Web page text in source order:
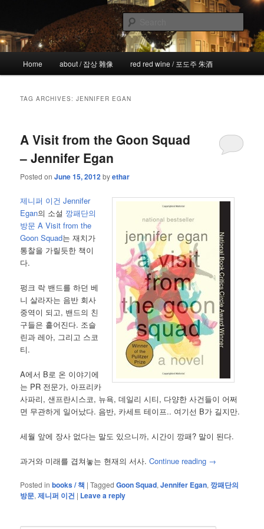
primary
content
secondary
content!wicked
the more I see the less I know
Home about / 잡상 雜像 red red wine / 포도주 朱酒
TAG ARCHIVES:JENNIFER EGAN
A Visit from the Goon Squad
– Jennifer Egan
Posted onJune 15, 2012byethar
제니퍼 이건 Jennifer
Egan의 소설 깡패단의
방문 A Visit from the
Goon Squad는 재치가
통찰을 가릴듯한 책이
다.
펑크 락 밴드를 하던 베
니 살라자는 음반 회사
중역이 되고, 밴드의 친
구들은 흩어진다. 조슬
린과 레아, 그리고 스코
티.
A에서 B로 온 이야기에
는 PR 전문가, 아프리카
사파리, 샌프란시스코, 뉴욕, 데일리 시티, 다양한 사건들이 어쩌
면 무관하게 일어났다. 음반, 카세트 테이프.. 여기선 B가 길지만.
세월 앞에 장사 없다는 말도 있으니까, 시간이 깡패? 말이 된다.
과거와 미래를 겹쳐놓는 현재의 서사.Continue reading →
Posted in books / 책 |Tagged Goon Squad,Jennifer Egan,깡패단의
방문,제니퍼 이건 | Leave a reply